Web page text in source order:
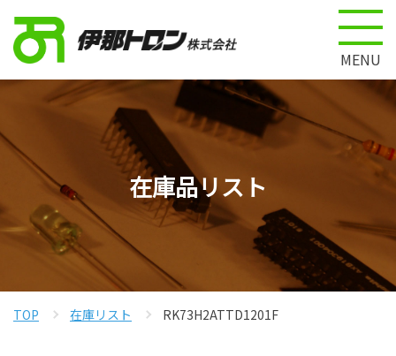
MENU
在庫品リスト
TOP 在庫リスト RK73H2ATTD1201F